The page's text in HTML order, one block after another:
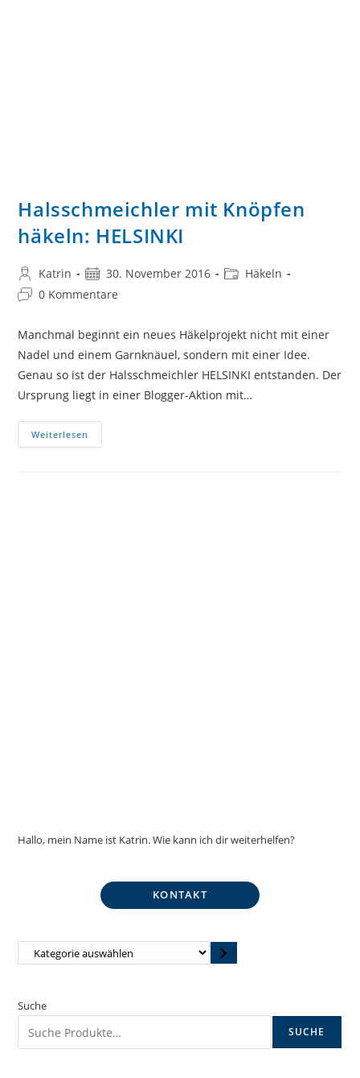
Halsschmeichler mit Knöpfen
häkeln: HELSINKI
Beitrags-
Autor:
Katrin
Beitrag
veröffentlicht:
30. November 2016
Beitrags-
Häkeln
Beitrags-
0 Kommentare
Manchmal beginnt ein neues Häkelprojekt nicht mit einer
Nadel und einem Garnknäuel, sondern mit einer Idee.
Genau so ist der Halsschmeichler HELSINKI entstanden. Der
Ursprung liegt in einer Blogger-Aktion mit…
Weiterlesen
Mit
Hallo, mein Name ist Katrin. Wie kann ich dir weiterhelfen?
KONTAKT
Kategorie
Suche
SUCHE